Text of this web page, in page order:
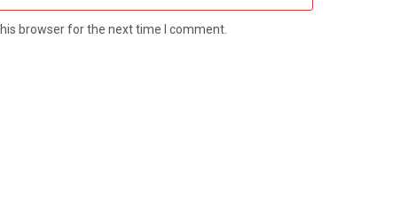
browser for the next time I comment.